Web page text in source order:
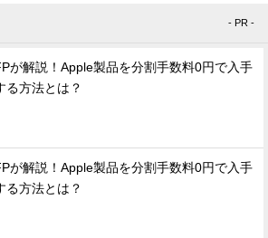
- PR -
が解説！Apple製品を分割手数料0円で入手
る方法とは？
が解説！Apple製品を分割手数料0円で入手
る方法とは？